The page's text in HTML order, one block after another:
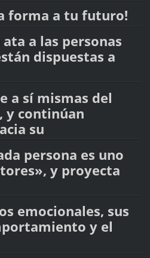
forma a tu futuro!
a las personas
dispuestas a
a sí mismas del
y continúan
su
persona es uno
y proyecta
emocionales, sus
y el